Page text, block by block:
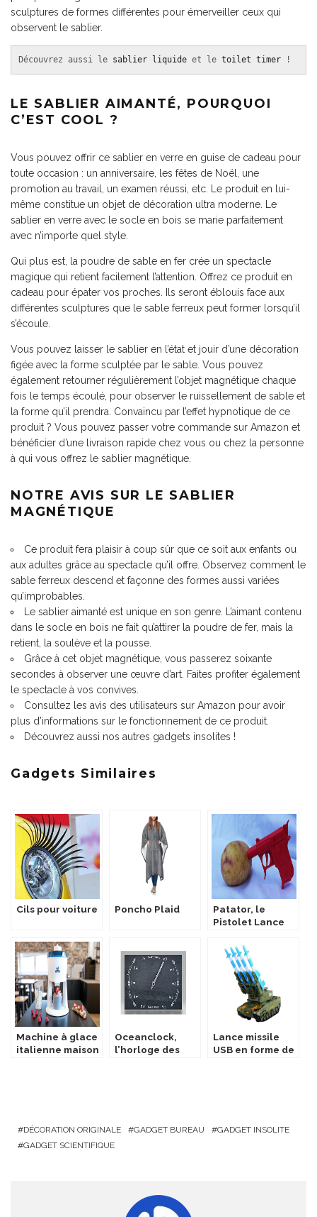
sculptures de formes différentes pour émerveiller ceux qui
observent le sablier.
Découvrez aussi le sablier liquide et le toilet timer !
LE SABLIER AIMANTÉ, POURQUOI
C’EST COOL ?
Vous pouvez offrir ce sablier en verre en guise de cadeau pour
toute occasion : un anniversaire, les fêtes de Noël, une
promotion au travail, un examen réussi, etc. Le produit en lui-
même constitue un objet de décoration ultra moderne. Le
sablier en verre avec le socle en bois se marie parfaitement
avec n’importe quel style.
Qui plus est, la poudre de sable en fer crée un spectacle
magique qui retient facilement l’attention. Offrez ce produit en
cadeau pour épater vos proches. Ils seront éblouis face aux
différentes sculptures que le sable ferreux peut former lorsqu’il
s’écoule.
Vous pouvez laisser le sablier en l’état et jouir d’une décoration
figée avec la forme sculptée par le sable. Vous pouvez
également retourner régulièrement l’objet magnétique chaque
fois le temps écoulé, pour observer le ruissellement de sable et
la forme qu’il prendra. Convaincu par l’effet hypnotique de ce
produit ? Vous pouvez passer votre commande sur Amazon et
bénéficier d’une livraison rapide chez vous ou chez la personne
à qui vous offrez le sablier magnétique.
NOTRE AVIS SUR LE SABLIER
MAGNÉTIQUE
Ce produit fera plaisir à coup sûr que ce soit aux enfants ou
aux adultes grâce au spectacle qu’il offre. Observez comment le
sable ferreux descend et façonne des formes aussi variées
qu’improbables.
Le sablier aimanté est unique en son genre. L’aimant contenu
dans le socle en bois ne fait qu’attirer la poudre de fer, mais la
retient, la soulève et la pousse.
Grâce à cet objet magnétique, vous passerez soixante
secondes à observer une œuvre d’art. Faites profiter également
le spectacle à vos convives.
Consultez les avis des utilisateurs sur Amazon pour avoir
plus d’informations sur le fonctionnement de ce produit.
Découvrez aussi nos autres gadgets insolites !
Gadgets Similaires
Cils pour voiture Poncho Plaid
Patator, le
Pistolet Lance
Machine à glace
italienne maison
Oceanclock,
l’horloge des
Lance missile
USB en forme de
DÉCORATION ORIGINALE GADGET BUREAU
GADGET INSOLITE
GADGET SCIENTIFIQUE